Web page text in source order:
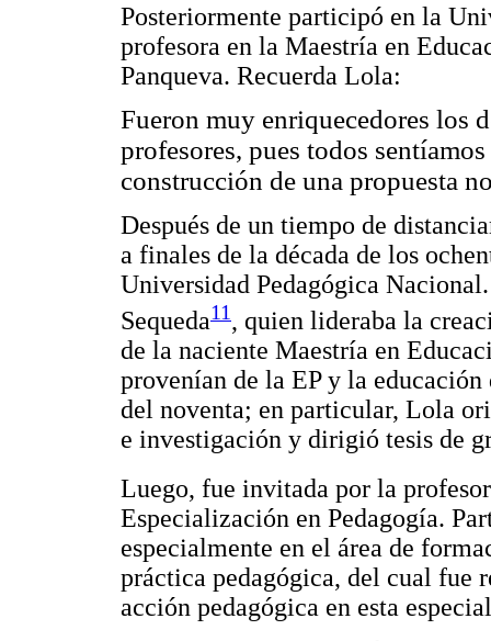
Posteriormente participó en la
profesora en la Maestría en
Panqueva. Recuerda Lola:
Fueron muy enriquecedores los
profesores, pues todos
construcción de una propuesta
Después de un tiempo de
a finales de la década de los
Universidad Pedagógica
Sequeda11, quien lideraba la
de la naciente Maestría en
provenían de la EP y la
del noventa; en particular, Lola
e investigación y dirigió tesis de
Luego, fue invitada por la
Especialización en Pedagogía.
especialmente en el área de
práctica pedagógica, del cual fue
acción pedagógica en esta